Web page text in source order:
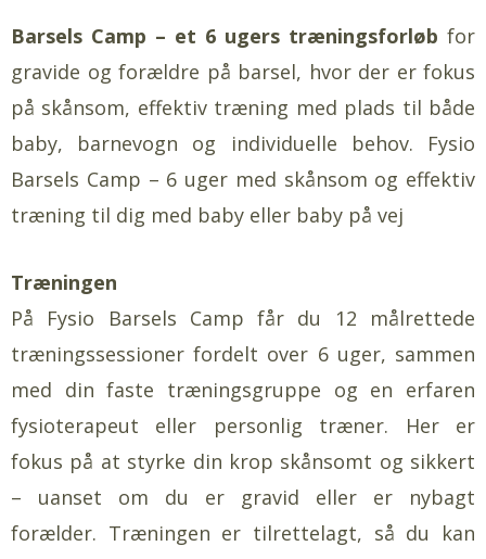
Barsels Camp – et 6 ugers træningsforløb for
gravide og forældre på barsel, hvor der er fokus
på skånsom, effektiv træning med plads til både
baby, barnevogn og individuelle behov. Fysio
Barsels Camp – 6 uger med skånsom og effektiv
træning til dig med baby eller baby på vej
Træningen
På Fysio Barsels Camp får du 12 målrettede
træningssessioner fordelt over 6 uger, sammen
med din faste træningsgruppe og en erfaren
fysioterapeut eller personlig træner. Her er
fokus på at styrke din krop skånsomt og sikkert
– uanset om du er gravid eller er nybagt
forælder. Træningen er tilrettelagt, så du kan